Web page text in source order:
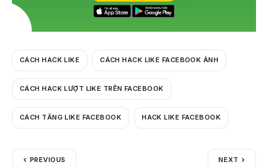
CÁCH HACK LIKE CÁCH HACK LIKE FACEBOOK ẢNH
CÁCH HACK LƯỢT LIKE TRÊN FACEBOOK
CÁCH TĂNG LIKE FACEBOOK HACK LIKE FACEBOOK
PREVIOUS NEXT